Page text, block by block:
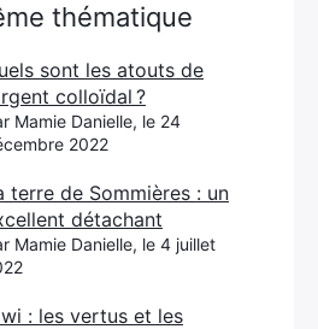
thématique
sont les atouts de
colloïdal ?
Mamie Danielle, le 24
2022
terre de Sommières : un
détachant
Mamie Danielle, le 4 juillet
: les vertus et les